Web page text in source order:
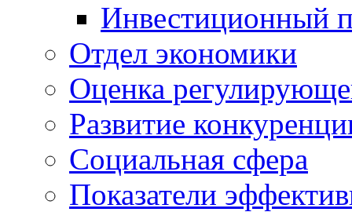
Инвестиционный
Отдел экономики
Оценка
Развитие
Социальная сфера
Показатели